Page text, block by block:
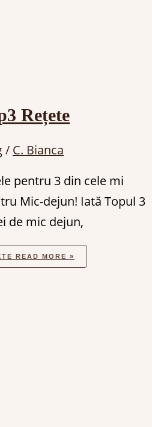
Rețete
/ C. Bianca
pentru 3 din cele mi
Mic-dejun! Iată Topul 3
de mic dejun,
READ MORE »